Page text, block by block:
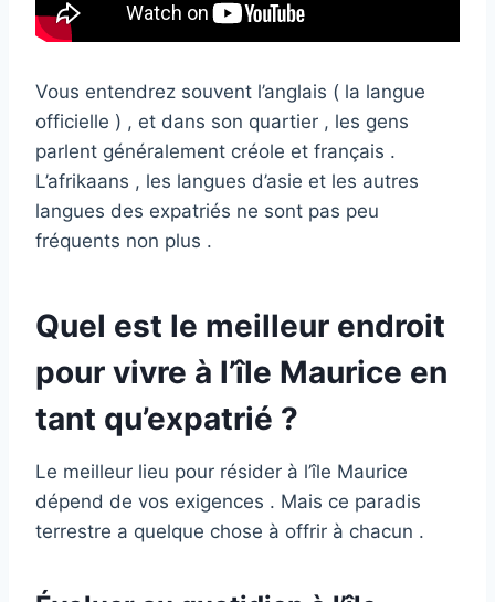
Vous entendrez souvent l’anglais ( la langue
officielle ) , et dans son quartier , les gens
parlent généralement créole et français .
L’afrikaans , les langues d’asie et les autres
langues des expatriés ne sont pas peu
fréquents non plus .
Quel est le meilleur endroit
pour vivre à l’île Maurice en
tant qu’expatrié ?
Le meilleur lieu pour résider à l’île Maurice
dépend de vos exigences . Mais ce paradis
terrestre a quelque chose à offrir à chacun .